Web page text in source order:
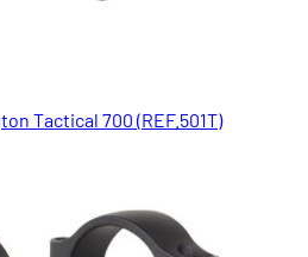
Tactical 700 (REF.501T)